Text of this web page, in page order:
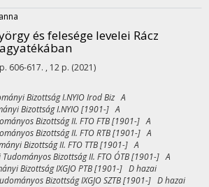
és felesége levelei Rácz
606-617. , 12 p. (2021)
Bizottság I.NYIO Irod Biz A
Bizottság I.NYIO [1901-] A
Bizottság II. FTO FTB [1901-] A
Bizottság II. FTO RTB [1901-] A
Bizottság II. FTO TTB [1901-] A
Bizottság II. FTO ÓTB [1901-] A
Bizottság IXGJO PTB [1901-] D hazai
Bizottság IXGJO SZTB [1901-] D hazai